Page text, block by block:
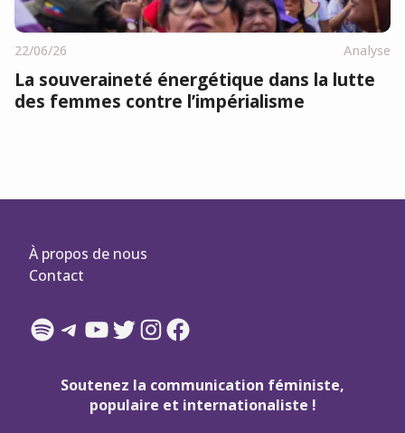
22/06/26 Analyse
La souveraineté énergétique dans la lutte
des femmes contre l’impérialisme
À propos de nous
Contact
Spotify
Telegram
YouTube
Twitter
Instagram
Facebook
Soutenez la communication féministe,
populaire et internationaliste !